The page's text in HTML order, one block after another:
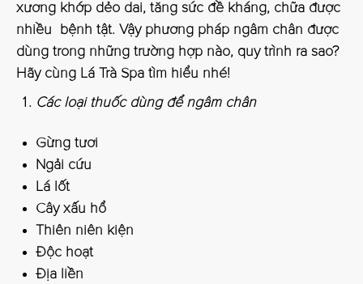
xương khớp dẻo dai, tăng sức đề kháng, chữa được
nhiều bệnh tật. Vậy phương pháp ngâm chân được
dùng trong những trường hợp nào, quy trình ra sao?
Hãy cùng Lá Trà Spa tìm hiểu nhé!
Các loại thuốc dùng để ngâm chân
Gừng tươi
Ngải cứu
Lá lốt
Cây xấu hổ
Thiên niên kiện
Độc hoạt
Địa liền